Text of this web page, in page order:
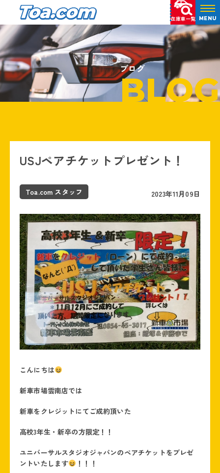
在庫車一覧 MENU
ブログ
BLOG
USJペアチケットプレゼント！
Toa.com スタッフ 2023年11月09日
こんにちは
新車市場雲南店では
新車をクレジットにてご成約頂いた
高校3年生・新卒の方限定！！
ユニバーサルスタジオジャパンのペアチケットをプレゼ
ントいたします
！！！